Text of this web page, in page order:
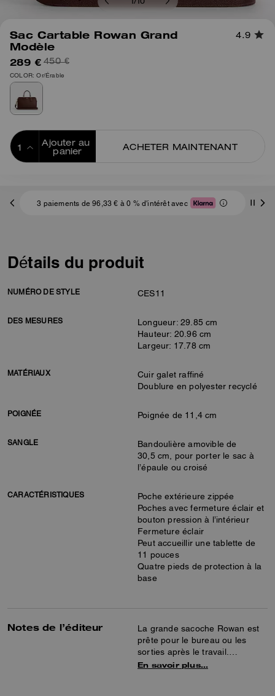
/ 10
Sac Cartable Rowan Grand
Modèle
4.9
289 € 450 €
COLOR: Or/Érable
Ajouter au
panier
ACHETER MAINTENANT
3 paiements de 96,33 € à 0 % d'intérêt avec
Détails du produit
NUMÉRO DE STYLE CES11
DES MESURES
Longueur: 29.85 cm
Hauteur: 20.96 cm
Largeur: 17.78 cm
MATÉRIAUX
Cuir galet raffiné
Doublure en polyester recyclé
POIGNÉE Poignée de 11,4 cm
SANGLE
Bandoulière amovible de
30,5 cm, pour porter le sac à
l’épaule ou croisé
CARACTÉRISTIQUES
Poche extérieure zippée
Poches avec fermeture éclair et
bouton pression à l’intérieur
Fermeture éclair
Peut accueillir une tablette de
11 pouces
Quatre pieds de protection à la
base
Notes de l’éditeur
La grande sacoche Rowan est
prête pour le bureau ou les
sorties après le travail.
Confectionnée en cuir à grain
En savoir plus…